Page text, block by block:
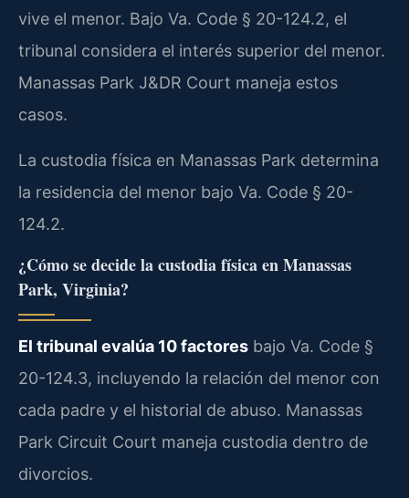
vive el menor. Bajo Va. Code § 20-124.2, el
tribunal considera el interés superior del menor.
Manassas Park J&DR Court maneja estos
casos.
La custodia física en Manassas Park determina
la residencia del menor bajo Va. Code § 20-
124.2.
¿Cómo se decide la custodia física en Manassas
Park, Virginia?
El tribunal evalúa 10 factores bajo Va. Code §
20-124.3, incluyendo la relación del menor con
cada padre y el historial de abuso. Manassas
Park Circuit Court maneja custodia dentro de
divorcios.